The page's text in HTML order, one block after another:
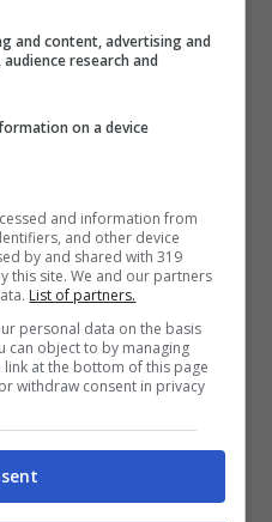
and content, advertising and
research and
on a device
and information from
and other device
by and shared with 319
this site. We and our partners
List of partners.
personal data on the basis
can object to by managing
at the bottom of this page
withdraw consent in privacy